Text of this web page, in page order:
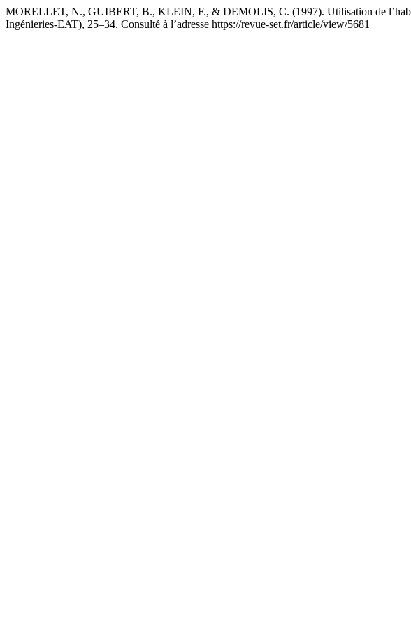
MORELLET, N., GUIBERT, B., KLEIN, F., & DEMOLIS, C. (1997). Utilisation de
Ingénieries-EAT), 25–34. Consulté à l’adresse https://revue-set.fr/article/view/5681